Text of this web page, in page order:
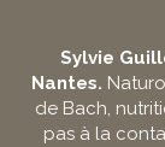
Sylvie
Nantes.
de Bach,
pas à la